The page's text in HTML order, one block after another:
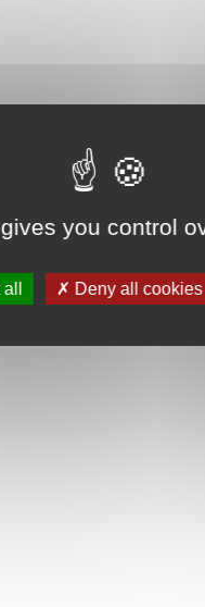
you control
Deny all cookies